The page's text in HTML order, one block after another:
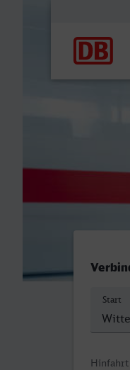
Witten
Start
Hinfahrt